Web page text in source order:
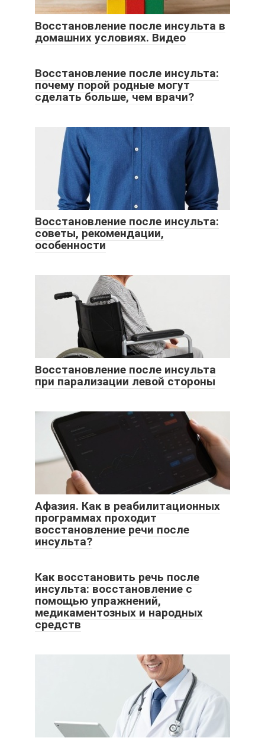
Восстановление после инсульта в
домашних условиях. Видео
Восстановление после инсульта:
почему порой родные могут
сделать больше, чем врачи?
Восстановление после инсульта:
советы, рекомендации,
особенности
Восстановление после инсульта
при парализации левой стороны
Афазия. Как в реабилитационных
программах проходит
восстановление речи после
инсульта?
Как восстановить речь после
инсульта: восстановление с
помощью упражнений,
медикаментозных и народных
средств